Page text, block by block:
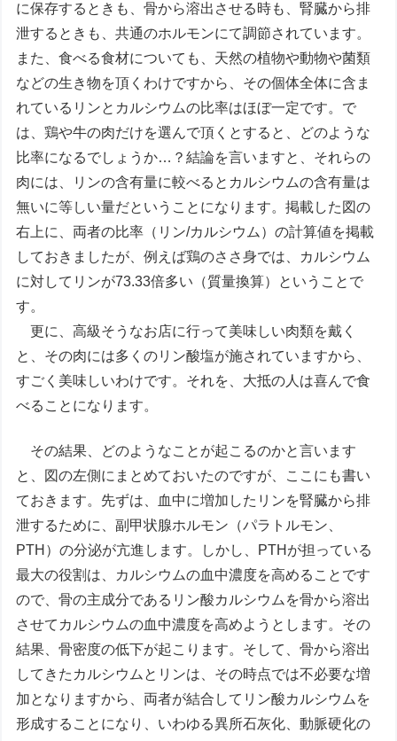
に保存するときも、骨から溶出させる時も、腎臓から排
泄するときも、共通のホルモンにて調節されています。
また、食べる食材についても、天然の植物や動物や菌類
などの生き物を頂くわけですから、その個体全体に含ま
れているリンとカルシウムの比率はほぼ一定です。で
は、鶏や牛の肉だけを選んで頂くとすると、どのような
比率になるでしょうか…？結論を言いますと、それらの
肉には、リンの含有量に較べるとカルシウムの含有量は
無いに等しい量だということになります。掲載した図の
右上に、両者の比率（リン/カルシウム）の計算値を掲載
しておきましたが、例えば鶏のささ身では、カルシウム
に対してリンが73.33倍多い（質量換算）ということで
す。
更に、高級そうなお店に行って美味しい肉類を戴く
と、その肉には多くのリン酸塩が施されていますから、
すごく美味しいわけです。それを、大抵の人は喜んで食
べることになります。
その結果、どのようなことが起こるのかと言います
と、図の左側にまとめておいたのですが、ここにも書い
ておきます。先ずは、血中に増加したリンを腎臓から排
泄するために、副甲状腺ホルモン（パラトルモン、
PTH）の分泌が亢進します。しかし、PTHが担っている
最大の役割は、カルシウムの血中濃度を高めることです
ので、骨の主成分であるリン酸カルシウムを骨から溶出
させてカルシウムの血中濃度を高めようとします。その
結果、骨密度の低下が起こります。そして、骨から溶出
してきたカルシウムとリンは、その時点では不必要な増
加となりますから、両者が結合してリン酸カルシウムを
形成することになり、いわゆる異所石灰化、動脈硬化の